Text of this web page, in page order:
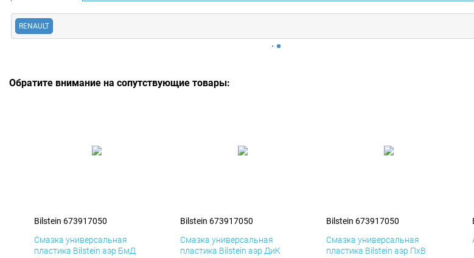
RENAULT
Обратите внимание на сопутствующие товары:
Bilstein 673917050
Смазка универсальная
пластика Bilstein аэр БмД
Bilstein 673917050
Смазка универсальная
пластика Bilstein аэр ДиК
Bilstein 673917050
Смазка универсальная
пластика Bilstein аэр ПхВ